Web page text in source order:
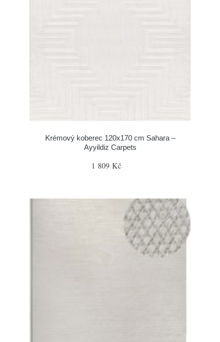
Krémový koberec 120x170 cm Sahara –
Ayyildiz Carpets
1 809 Kč